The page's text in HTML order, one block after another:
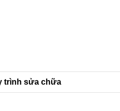
trình sửa chữa